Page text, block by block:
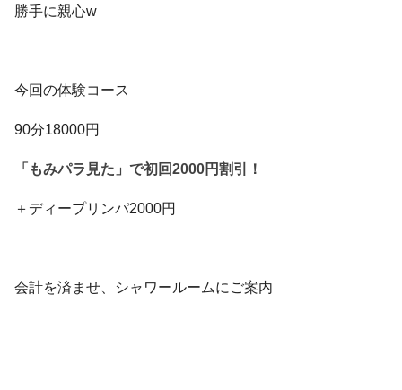
勝手に親心w
今回の体験コース
90分18000円
「もみパラ見た」で初回2000円割引！
＋ディープリンパ2000円
会計を済ませ、シャワールームにご案内